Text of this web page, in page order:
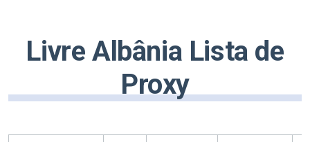
Livre Albânia Lista de
Proxy